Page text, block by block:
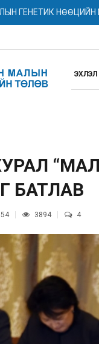
ГЕНЕТИК
ЭХЛЭЛ
БАТЛАВ
3894 4